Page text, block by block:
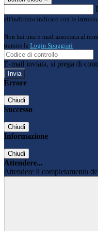
all'indirizzo indicato con le
Non hai una e-mail associata al
tramite la Login Spaggiari
E-mail inviata, si prega di
Errore
Chiudi
Successo
Chiudi
Informazione
Chiudi
Attendere...
Attendere il completamento